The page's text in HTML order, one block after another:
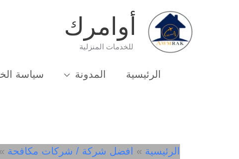
أوامرك
للخدمات المنزلية
الرئيسية المدونة سياسة
الرئيسية
افضل شركة / شركات مكافحة